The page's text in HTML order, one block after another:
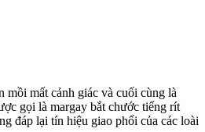
mồi mất cảnh giác và cuối cùng là
gọi là margay bắt chước tiếng rít
đáp lại tín hiệu giao phối của các loài